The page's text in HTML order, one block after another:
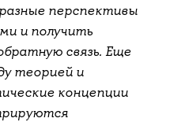
перспективы
и получить
связь. Еще
теорией и
концепции